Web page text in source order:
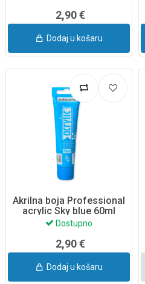
2,90 €
Dodaj u košaru
Akrilna boja Professional
acrylic Sky blue 60ml
Dostupno
2,90 €
Dodaj u košaru